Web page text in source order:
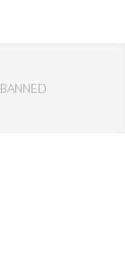
BANNED